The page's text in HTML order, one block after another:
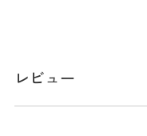
メーカー品番：ADLA625
レビュー